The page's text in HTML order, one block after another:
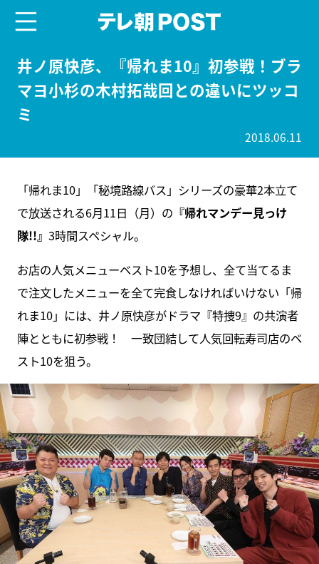
井ノ原快彦、『帰れま10』初参戦！ブラ
マヨ小杉の木村拓哉回との違いにツッコ
ミ
2018.06.11
「帰れま10」「秘境路線バス」シリーズの豪華2本立て
で放送される6月11日（月）の 『帰れマンデー見っけ
隊!!』 3時間スペシャル。
お店の人気メニューベスト10を予想し、全て当てるま
で注文したメニューを全て完食しなければいけない「帰
れま10」には、井ノ原快彦がドラマ『特捜9』の共演者
陣とともに初参戦！ 一致団結して人気回転寿司店のベ
スト10を狙う。